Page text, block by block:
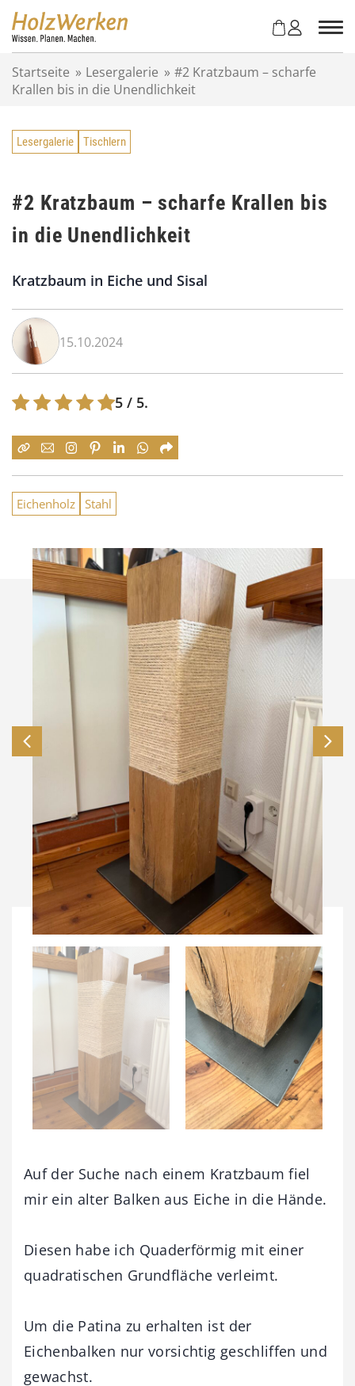
Startseite » Lesergalerie » #2 Kratzbaum – scharfe
Krallen bis in die Unendlichkeit
Lesergalerie Tischlern
#2 Kratzbaum – scharfe Krallen bis
in die Unendlichkeit
Kratzbaum in Eiche und Sisal
15.10.2024
5 / 5.
Eichenholz Stahl
Auf der Suche nach einem Kratzbaum fiel
mir ein alter Balken aus Eiche in die Hände.
Diesen habe ich Quaderförmig mit einer
quadratischen Grundfläche verleimt.
Um die Patina zu erhalten ist der
Eichenbalken nur vorsichtig geschliffen und
gewachst.